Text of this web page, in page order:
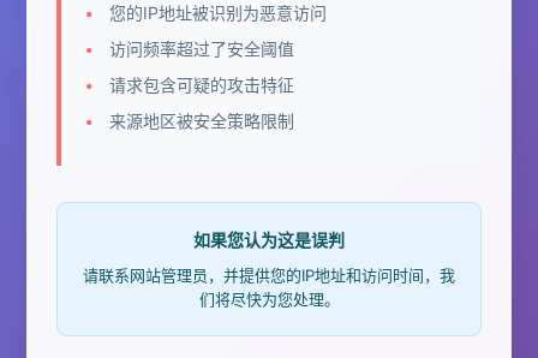
您的IP地址被识别为恶意访问
访问频率超过了安全阈值
请求包含可疑的攻击特征
来源地区被安全策略限制
如果您认为这是误判
请联系网站管理员，并提供您的IP地址和访问时间，我
们将尽快为您处理。